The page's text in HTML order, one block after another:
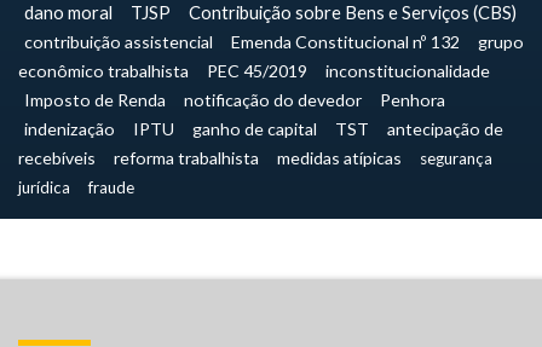
dano moral
TJSP Contribuição sobre Bens e Serviços (CBS)
contribuição assistencial Emenda Constitucional nº 132
grupo
econômico trabalhista
PEC 45/2019
inconstitucionalidade
Imposto de Renda
notificação do devedor
Penhora
indenização
IPTU ganho de capital TST
antecipação de
recebíveis
reforma trabalhista medidas atípicas
segurança
jurídica
fraude